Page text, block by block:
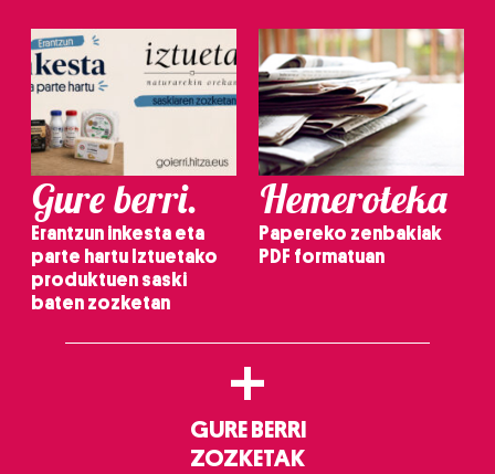
Gure berri.
Erantzun inkesta eta
parte hartu Iztuetako
produktuen saski
baten zozketan
Hemeroteka
Papereko zenbakiak
PDF formatuan
+
GURE BERRI
ZOZKETAK